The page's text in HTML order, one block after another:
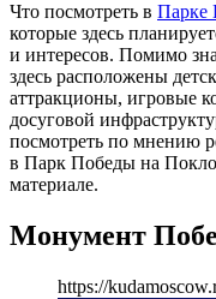
Что посмотреть в Парке
которые здесь
и интересов. Помимо
здесь расположены
аттракционы, игровые
досуговой
посмотреть по мнению
в Парк Победы на
материале.
Монумент
https://